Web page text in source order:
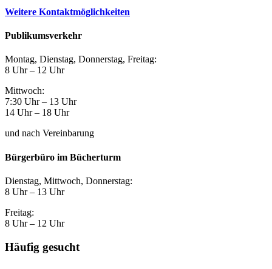
Weitere Kontaktmöglichkeiten
Publikumsverkehr
Montag, Dienstag, Donnerstag, Freitag:
8 Uhr – 12 Uhr
Mittwoch:
7:30 Uhr – 13 Uhr
14 Uhr – 18 Uhr
und nach Vereinbarung
Bürgerbüro im Bücherturm
Dienstag, Mittwoch, Donnerstag:
8 Uhr – 13 Uhr
Freitag:
8 Uhr – 12 Uhr
Häufig gesucht